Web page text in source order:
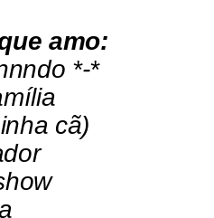
amo:
*-*
cã)